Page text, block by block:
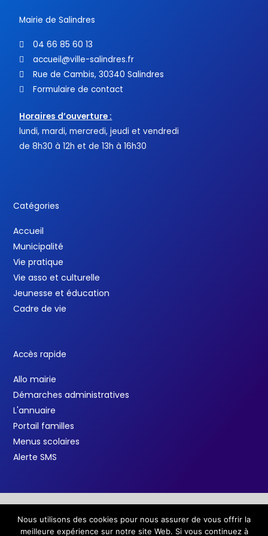
Mairie de Salindres
04 66 85 60 13
accueil@ville-salindres.fr
Rue de Cambis, 30340 Salindres
Formulaire de contact
Horaires d’ouverture :
lundi, mardi, mercredi, jeudi et vendredi
de 8h30 à 12h et de 13h à 16h30
Catégories
Accueil
Municipalité
Vie pratique
Vie asso et culturelle
Jeunesse et éducation
Cadre de vie
Accès rapide
Allo mairie
Démarches administratives
L'annuaire
Portail familles
Menus scolaires
Alerte SMS
Copyright © 2026 Ville de Salindres /Mentions légales
Nous utilisons des cookies pour nous assurer de vous offrir la
meilleure expérience sur notre site Web. Si vous continuez à